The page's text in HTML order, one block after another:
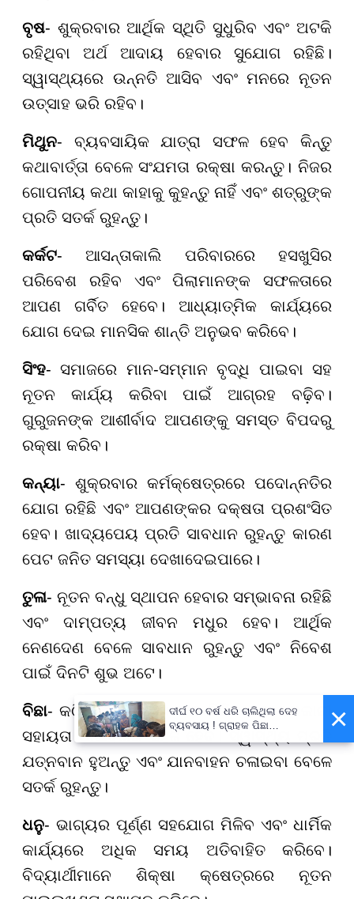
ବୃଷ- ଶୁକ୍ରବାର ଆର୍ଥିକ ସ୍ଥିତି ସୁଧୁରିବ ଏବଂ ଅଟକି
ରହିଥିବା ଅର୍ଥ ଆଦାୟ ହେବାର ସୁଯୋଗ ରହିଛି।
ସ୍ୱାସ୍ଥ୍ୟରେ ଉନ୍ନତି ଆସିବ ଏବଂ ମନରେ ନୂତନ
ଉତ୍ସାହ ଭରି ରହିବ।
ମିଥୁନ- ବ୍ୟବସାୟିକ ଯାତ୍ରା ସଫଳ ହେବ କିନ୍ତୁ
କଥାବାର୍ତ୍ତା ବେଳେ ସଂଯମତା ରକ୍ଷା କରନ୍ତୁ। ନିଜର
ଗୋପନୀୟ କଥା କାହାକୁ କୁହନ୍ତୁ ନାହିଁ ଏବଂ ଶତ୍ରୁଙ୍କ
ପ୍ରତି ସତର୍କ ରୁହନ୍ତୁ।
କର୍କଟ- ଆସନ୍ତାକାଲି ପରିବାରରେ ହସଖୁସିର
ପରିବେଶ ରହିବ ଏବଂ ପିଲାମାନଙ୍କ ସଫଳତାରେ
ଆପଣ ଗର୍ବିତ ହେବେ। ଆଧ୍ୟାତ୍ମିକ କାର୍ଯ୍ୟରେ
ଯୋଗ ଦେଇ ମାନସିକ ଶାନ୍ତି ଅନୁଭବ କରିବେ।
ସିଂହ- ସମାଜରେ ମାନ-ସମ୍ମାନ ବୃଦ୍ଧି ପାଇବା ସହ
ନୂତନ କାର୍ଯ୍ୟ କରିବା ପାଇଁ ଆଗ୍ରହ ବଢ଼ିବ।
ଗୁରୁଜନଙ୍କ ଆଶୀର୍ବାଦ ଆପଣଙ୍କୁ ସମସ୍ତ ବିପଦରୁ
ରକ୍ଷା କରିବ।
କନ୍ୟା- ଶୁକ୍ରବାର କର୍ମକ୍ଷେତ୍ରରେ ପଦୋନ୍ନତିର
ଯୋଗ ରହିଛି ଏବଂ ଆପଣଙ୍କର ଦକ୍ଷତା ପ୍ରଶଂସିତ
ହେବ। ଖାଦ୍ୟପେୟ ପ୍ରତି ସାବଧାନ ରୁହନ୍ତୁ କାରଣ
ପେଟ ଜନିତ ସମସ୍ୟା ଦେଖାଦେଇପାରେ।
ତୁଳା- ନୂତନ ବନ୍ଧୁ ସ୍ଥାପନ ହେବାର ସମ୍ଭାବନା ରହିଛି
ଏବଂ ଦାମ୍ପତ୍ୟ ଜୀବନ ମଧୁର ହେବ। ଆର୍ଥିକ
ନେଣଦେଣ ବେଳେ ସାବଧାନ ରୁହନ୍ତୁ ଏବଂ ନିବେଶ
ପାଇଁ ଦିନଟି ଶୁଭ ଅଟେ।
ବିଛା- କଠିନ ପରିଶ୍ରମର ଫଳ ମିଳିବ ଏବଂ ସରକାରୀ
ସହାୟତା ପାଇବାରେ ସହଜ ହେବ। ସ୍ୱାସ୍ଥ୍ୟ ପ୍ରତି
ଯତ୍ନବାନ ହୁଅନ୍ତୁ ଏବଂ ଯାନବାହନ ଚଳାଇବା ବେଳେ
ସତର୍କ ରୁହନ୍ତୁ।
ଧନୁ- ଭାଗ୍ୟର ପୂର୍ଣ୍ଣ ସହଯୋଗ ମିଳିବ ଏବଂ ଧାର୍ମିକ
କାର୍ଯ୍ୟରେ ଅଧିକ ସମୟ ଅତିବାହିତ କରିବେ।
ବିଦ୍ୟାର୍ଥୀମାନେ ଶିକ୍ଷା କ୍ଷେତ୍ରରେ ନୂତନ
×
ଦୀର୍ଘ ୧୦ ବର୍ଷ ଧରି ଚାଲିଥିଲା ଦେହ
ବ୍ୟବସାୟ ! ଗ୍ରାହକ ପିଛା
ନିଆଯାଉଥିଲା ଅତିରିକ୍ତ ୫୦୦
ଟଙ୍କା !